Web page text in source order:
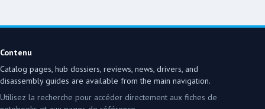
Contenu
Catalog pages, hub dossiers, reviews, news, drivers, and
disassembly guides are available from the main navigation.
Utilisez la recherche pour accéder directement aux fiches de